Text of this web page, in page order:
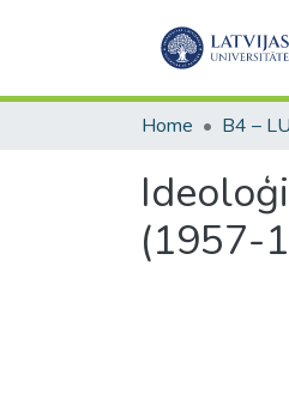
Home
(1957-